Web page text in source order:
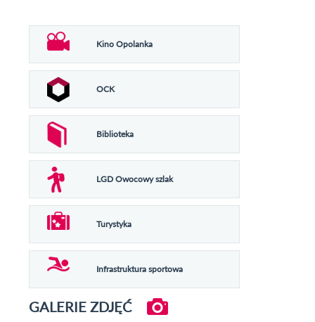
Kino Opolanka
OCK
Biblioteka
LGD Owocowy szlak
Turystyka
Infrastruktura sportowa
GALERIE ZDJĘĆ